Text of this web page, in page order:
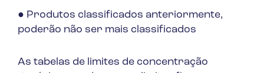
● Produtos classificados anteriormente,
poderão não ser mais classificados
As tabelas de limites de concentração